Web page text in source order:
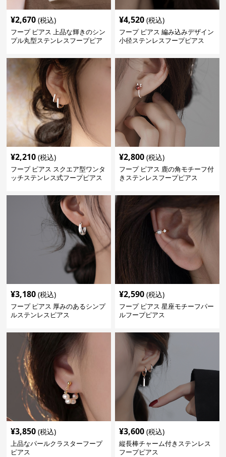
¥2,670 (税込)
フープ ピアス 上品な輝きのシン
プル丸型ステンレスフープピア
¥4,520 (税込)
フープ ピアス 編み込みデザイン
小径ステンレスフープピアス
¥2,210 (税込)
フープ ピアス スクエア型ワンタ
ッチステンレス式フープピアス
¥2,800 (税込)
フープ ピアス 鹿の角モチーフ付
きステンレスフープピアス
¥3,180 (税込)
フープ ピアス 厚みのあるシンプ
ルステンレスピアス
¥2,590 (税込)
フープ ピアス 星座モチーフパー
ルフープピアス
¥3,850 (税込)
上品なパールクラスターフープ
ピアス
¥3,600 (税込)
縦長棒チャーム付きステンレス
フープピアス